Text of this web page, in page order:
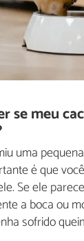
se meu
uma
é que
Se ele
a boca ou
sofrido